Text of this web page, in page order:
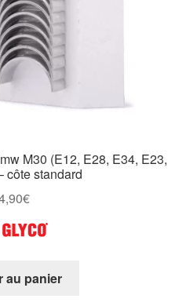
M30 (E12, E28, E34, E23,
côte standard
€
au panier